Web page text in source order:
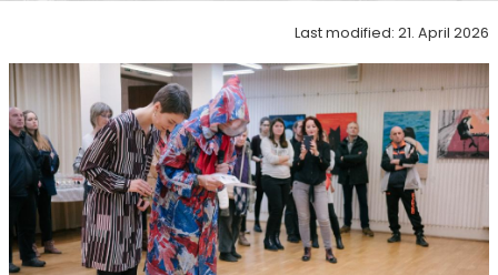
Last modified: 21. April 2026